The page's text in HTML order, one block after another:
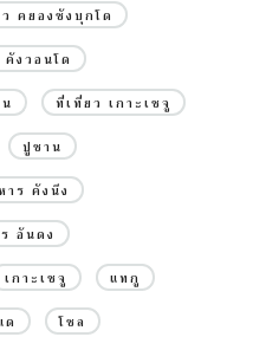
คยองซังบุกโด
งวอนโด
ที่เที่ยว เกาะเชจู
ปูซาน
าร คังนึง
อันดง
เกาะเชจู แทกู
ด โซล